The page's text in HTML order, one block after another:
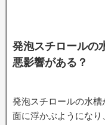
発泡スチロールの
悪影響がある？
発泡スチロールの水
面に浮かぶようにな